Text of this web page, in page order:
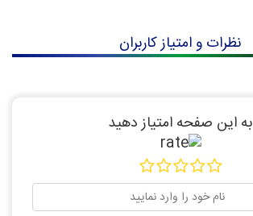
نظرات و امتیاز کاربران
به این صفحه امتیاز دهید